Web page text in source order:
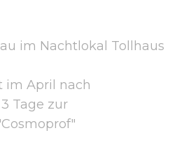
im Nachtlokal Tollhaus
im April nach
Tage zur